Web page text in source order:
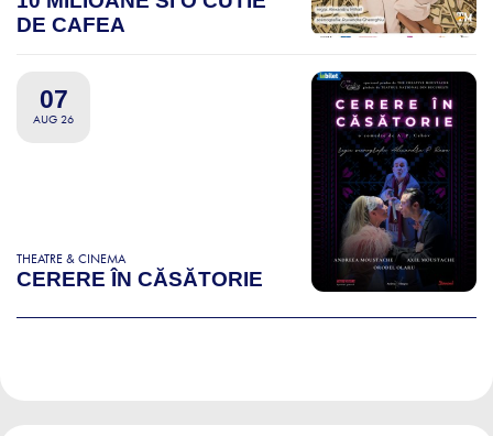
DE CAFEA
07
AUG 26
THEATRE & CINEMA
CERERE ÎN CĂSĂTORIE